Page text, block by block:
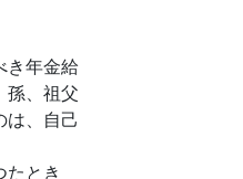
き年金給
孫、祖父
は、自己
とき